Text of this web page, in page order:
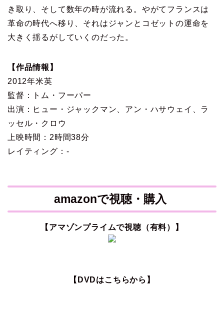
き取り、そして数年の時が流れる。やがてフランスは
革命の時代へ移り、それはジャンとコゼットの運命を
大きく揺るがしていくのだった。
【作品情報】
2012年米英
監督：トム・フーパー
出演：ヒュー・ジャックマン、アン・ハサウェイ、ラ
ッセル・クロウ
上映時間：2時間38分
レイティング：-
amazonで視聴・購入
【アマゾンプライムで視聴（有料）】
【DVDはこちらから】